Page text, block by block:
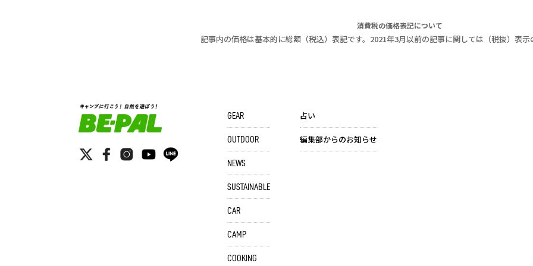
消費税の価格表記について
記事内の価格は基本的に総額（税込）表記です。2021年3月以前の記事に関しては（税抜）表示
GEAR
OUTDOOR
NEWS
SUSTAINABLE
CAR
CAMP
COOKING
占い
編集部からのお知らせ